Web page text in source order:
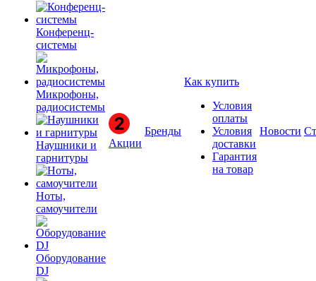
Конференц-
системы
Микрофоны,
радиосистемы
Наушники и
гарнитуры
Ноты,
самоучители
Оборудование
DJ
Акции
Бренды
Как купить
Условия
оплаты
Условия
доставки
Гарантия
на товар
Новости